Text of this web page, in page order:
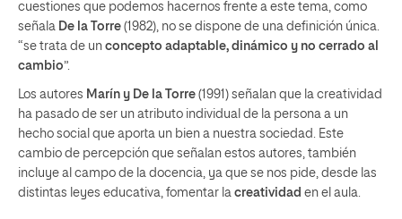
cuestiones que podemos hacernos frente a este tema, como
señala De la Torre (1982), no se dispone de una definición única.
“se trata de un concepto adaptable, dinámico y no cerrado al
cambio”.
Los autores Marín y De la Torre (1991) señalan que la creatividad
ha pasado de ser un atributo individual de la persona a un
hecho social que aporta un bien a nuestra sociedad. Este
cambio de percepción que señalan estos autores, también
incluye al campo de la docencia, ya que se nos pide, desde las
distintas leyes educativa, fomentar la creatividad en el aula.